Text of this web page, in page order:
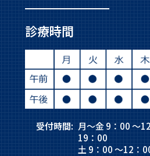
診療時間
受付時間: 月～金 9：00 ～
19：00
土 9：00 ～12：